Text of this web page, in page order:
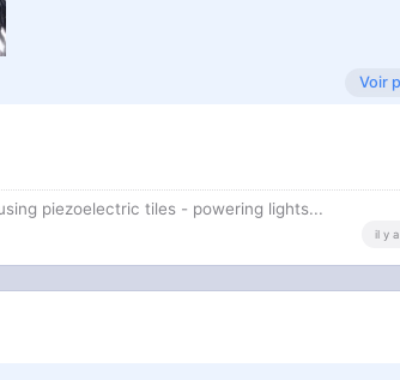
sauf si tu veux finir ruiner.
pour la peau.
cerave ou encore avene
Voir
piezoelectric tiles - powering lights...
il y